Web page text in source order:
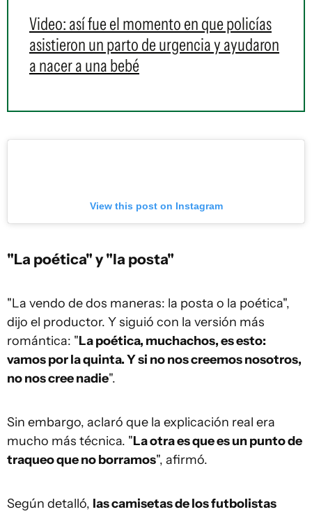
Video: así fue el momento en que policías
asistieron un parto de urgencia y ayudaron
a nacer a una bebé
View this post on Instagram
"La poética" y "la posta"
"La vendo de dos maneras: la posta o la poética",
dijo el productor. Y siguió con la versión más
romántica: "La poética, muchachos, es esto:
vamos por la quinta. Y si no nos creemos nosotros,
no nos cree nadie".
Sin embargo, aclaró que la explicación real era
mucho más técnica. "La otra es que es un punto de
traqueo que no borramos", afirmó.
Según detalló, las camisetas de los futbolistas